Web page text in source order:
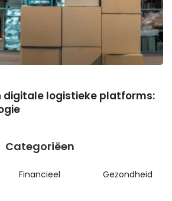
digitale logistieke platforms:
Categoriëen
Financieel Gezondheid